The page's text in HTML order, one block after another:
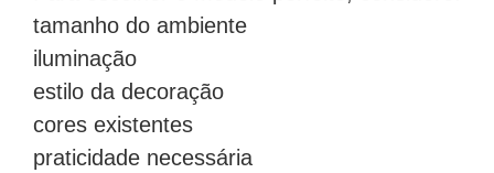
tamanho do ambiente
iluminação
estilo da decoração
cores existentes
praticidade necessária